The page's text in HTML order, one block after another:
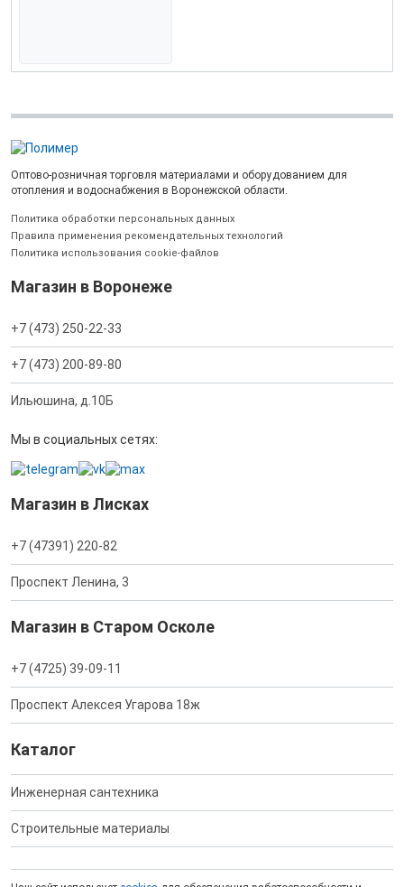
Оптово-розничная торговля материалами и оборудованием для
отопления и водоснабжения в Воронежской области.
Политика обработки персональных данных
Правила применения рекомендательных технологий
Политика использования cookie-файлов
Магазин в Воронеже
+7 (473) 250-22-33
+7 (473) 200-89-80
Ильюшина, д.10Б
Мы в социальных сетях:
Магазин в Лисках
+7 (47391) 220-82
Проспект Ленина, 3
Магазин в Старом Осколе
+7 (4725) 39-09-11
Проспект Алексея Угарова 18ж
Каталог
Инженерная сантехника
Строительные материалы